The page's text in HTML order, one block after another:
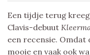
Een tijdje terug
Clavis-debuut
een recensie. Omdat
mooie en vaak ook